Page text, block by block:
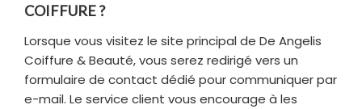
COIFFURE ?
Lorsque vous visitez le site principal de De Angelis
Coiffure & Beauté, vous serez redirigé vers un
formulaire de contact dédié pour communiquer par
e-mail. Le service client vous encourage à les